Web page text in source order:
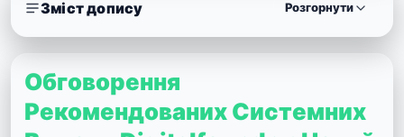
Зміст допису Розгорнути
Обговорення
Рекомендованих Системних